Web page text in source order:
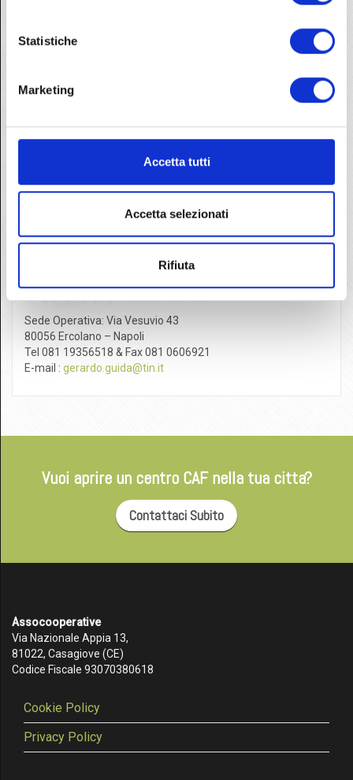
Statistiche
Marketing
Accetta tutti
Accetta selezionati
Rifiuta
Sede Operativa: Via Vesuvio 43
80056 Ercolano – Napoli
Tel 081 19356518 & Fax 081 0606921
E-mail : gerardo.guida@tin.it
Vuoi aprire un centro CAF nella tua citta?
Contattaci Subito
Assocooperative
Via Nazionale Appia 13,
81022, Casagiove (CE)
Codice Fiscale 93070380618
Cookie Policy
Privacy Policy